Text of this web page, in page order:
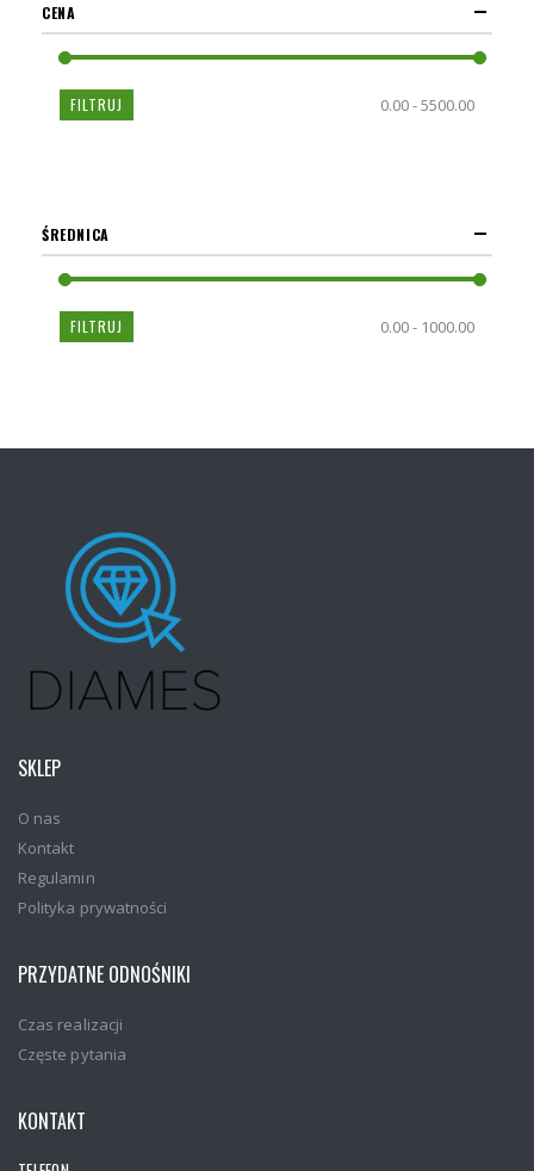
CENA
FILTRUJ 0.00 - 5500.00
ŚREDNICA
FILTRUJ 0.00 - 1000.00
SKLEP
O nas
Kontakt
Regulamin
Polityka prywatności
PRZYDATNE ODNOŚNIKI
Czas realizacji
Częste pytania
KONTAKT